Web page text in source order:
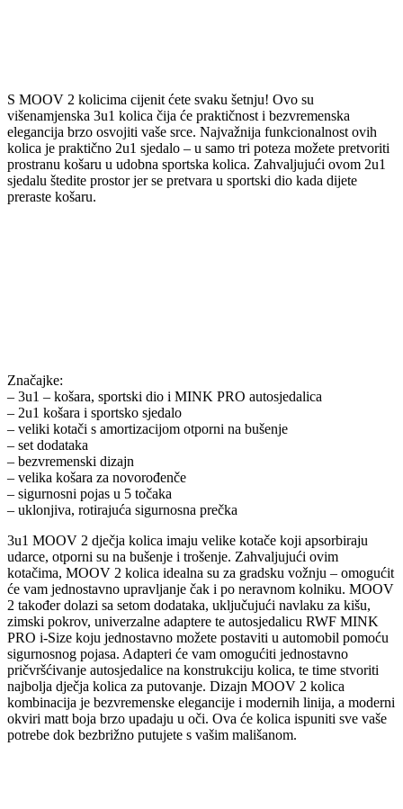
S MOOV 2 kolicima cijenit ćete svaku šetnju! Ovo su
višenamjenska 3u1 kolica čija će praktičnost i bezvremenska
elegancija brzo osvojiti vaše srce. Najvažnija funkcionalnost ovih
kolica je praktično 2u1 sjedalo – u samo tri poteza možete pretvoriti
prostranu košaru u udobna sportska kolica. Zahvaljujući ovom 2u1
sjedalu štedite prostor jer se pretvara u sportski dio kada dijete
preraste košaru.
Značajke:
– 3u1 – košara, sportski dio i MINK PRO autosjedalica
– 2u1 košara i sportsko sjedalo
– veliki kotači s amortizacijom otporni na bušenje
– set dodataka
– bezvremenski dizajn
– velika košara za novorođenče
– sigurnosni pojas u 5 točaka
– uklonjiva, rotirajuća sigurnosna prečka
3u1 MOOV 2 dječja kolica imaju velike kotače koji apsorbiraju
udarce, otporni su na bušenje i trošenje. Zahvaljujući ovim
kotačima, MOOV 2 kolica idealna su za gradsku vožnju – omogućit
će vam jednostavno upravljanje čak i po neravnom kolniku. MOOV
2 također dolazi sa setom dodataka, uključujući navlaku za kišu,
zimski pokrov, univerzalne adaptere te autosjedalicu RWF MINK
PRO i-Size koju jednostavno možete postaviti u automobil pomoću
sigurnosnog pojasa. Adapteri će vam omogućiti jednostavno
pričvršćivanje autosjedalice na konstrukciju kolica, te time stvoriti
najbolja dječja kolica za putovanje. Dizajn MOOV 2 kolica
kombinacija je bezvremenske elegancije i modernih linija, a moderni
okviri matt boja brzo upadaju u oči. Ova će kolica ispuniti sve vaše
potrebe dok bezbrižno putujete s vašim mališanom.